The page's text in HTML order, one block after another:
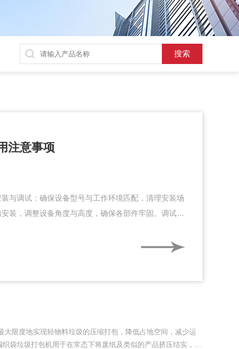
注意事项
与调试：确保设备型号与工作环境匹配，清理安装场
装，调整设备角度与高度，确保各部件牢固。调试时
限度地实现轻物料垃圾的压缩打包，降低占地空间，减少运
袋垃圾打包机用于在常态下将废纸及类似的产品挤压结实，并